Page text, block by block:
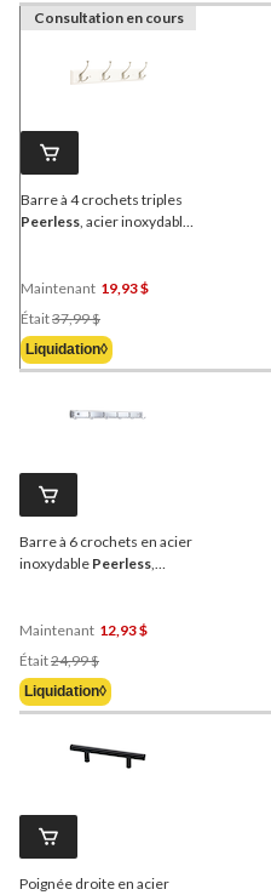
Consultation en cours
Barre à 4 crochets triples
Peerless, acier inoxydable,
Maintenant 19,93 $
Était37,99 $
Était
37,99 $
Liquidation◊
Barre à 6 crochets en acier
inoxydable Peerless,
Maintenant 12,93 $
Était24,99 $
Était
24,99 $
Liquidation◊
Poignée droite en acier